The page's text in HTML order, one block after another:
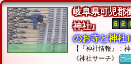
岐阜県可児郡
神社』
のお寺と神社
【『神社情報』：
《神社サーチ》ホ